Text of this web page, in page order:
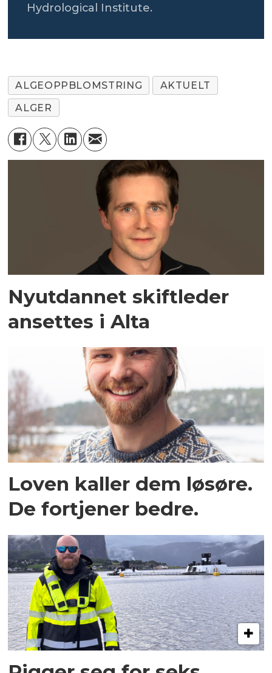
Hydrological Institute.
ALGEOPPBLOMSTRING
AKTUELT
ALGER
Nyutdannet skiftleder
ansettes i Alta
Loven kaller dem løsøre.
De fortjener bedre.